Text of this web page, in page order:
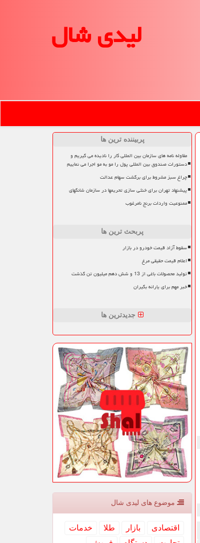
لیدی شال
پربیننده ترین ها
مقاوله نامه های سازمان بین المللی کار را نادیده می گیریم و
دستورات صندوق بین المللی پول را مو به مو اجرا می نماییم
چراغ سبز مشروط برای برگشت سهام عدالت
پیشنهاد تهران برای خنثی سازی تحریمها در سازمان شانگهای
ممنوعیت واردات برنج نامرغوب
پربحث ترین ها
سقوط آزاد قیمت خودرو در بازار
اعلام قیمت حقیقی مرغ
تولید محصولات باغی از 13 و شش دهم میلیون تن گذشت
خبر مهم برای یارانه بگیران
جدیدترین ها
موضوع های لیدی شال
اقتصادی بازار طلا
خدمات